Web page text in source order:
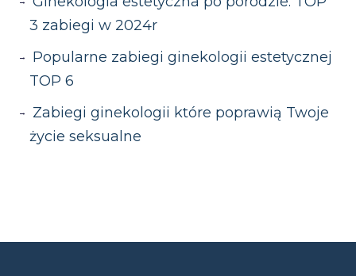
3 zabiegi w 2024r
Popularne zabiegi ginekologii estetycznej
TOP 6
Zabiegi ginekologii które poprawią Twoje
życie seksualne